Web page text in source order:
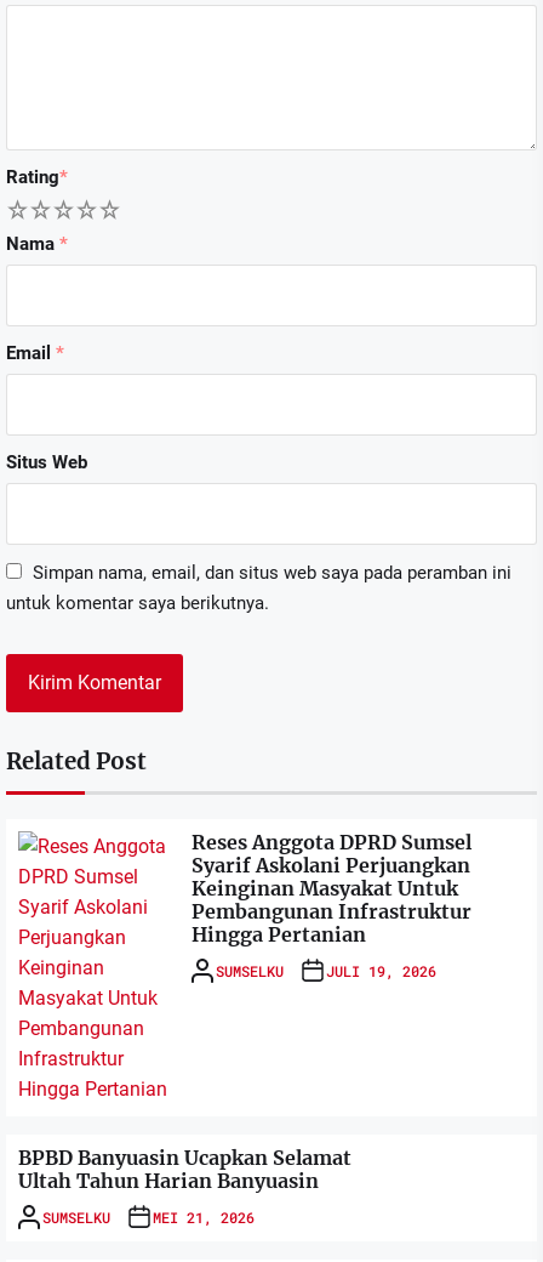
Rating*
5
4
3
2
Nama *
Email *
Situs Web
Simpan nama, email, dan situs web saya pada peramban ini
untuk komentar saya berikutnya.
Related Post
Reses Anggota DPRD Sumsel
Syarif Askolani Perjuangkan
Keinginan Masyakat Untuk
Pembangunan Infrastruktur
Hingga Pertanian
SUMSELKU JULI 19, 2026
BPBD Banyuasin Ucapkan Selamat
Ultah Tahun Harian Banyuasin
SUMSELKU MEI 21, 2026